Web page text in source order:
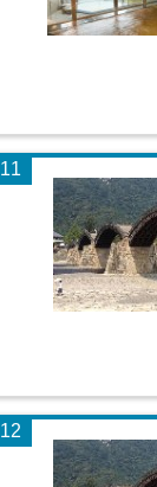
11
12